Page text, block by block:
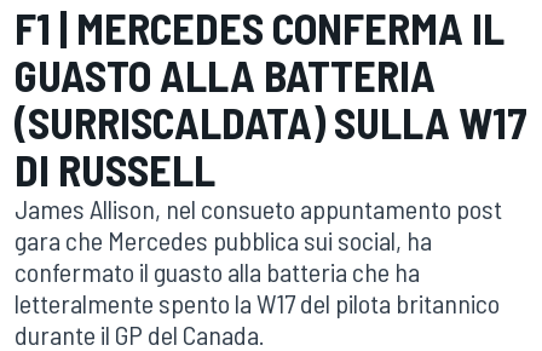
F1 | MERCEDES CONFERMA IL
GUASTO ALLA BATTERIA
(SURRISCALDATA) SULLA W17
DI RUSSELL
James Allison, nel consueto appuntamento post
gara che Mercedes pubblica sui social, ha
confermato il guasto alla batteria che ha
letteralmente spento la W17 del pilota britannico
durante il GP del Canada.